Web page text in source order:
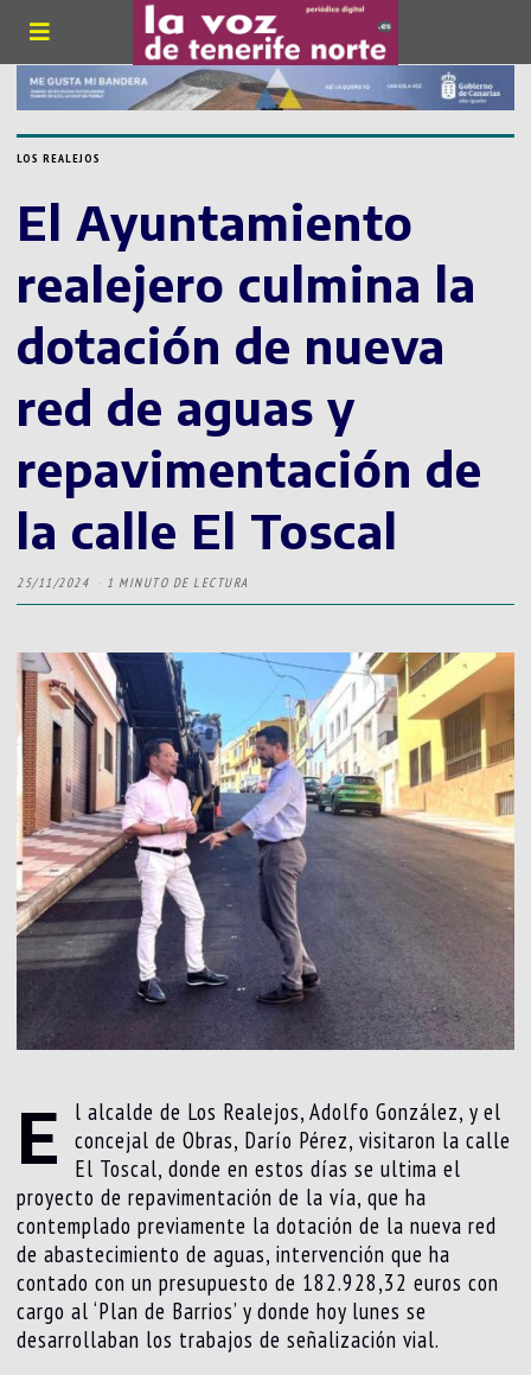
LOS REALEJOS
El Ayuntamiento
realejero culmina la
dotación de nueva
red de aguas y
repavimentación de
la calle El Toscal
25/11/2024 1 MINUTO DE LECTURA
E
l alcalde de Los Realejos, Adolfo González, y el
concejal de Obras, Darío Pérez, visitaron la calle
El Toscal, donde en estos días se ultima el
proyecto de repavimentación de la vía, que ha
contemplado previamente la dotación de la nueva red
de abastecimiento de aguas, intervención que ha
contado con un presupuesto de 182.928,32 euros con
cargo al ‘Plan de Barrios’ y donde hoy lunes se
desarrollaban los trabajos de señalización vial.